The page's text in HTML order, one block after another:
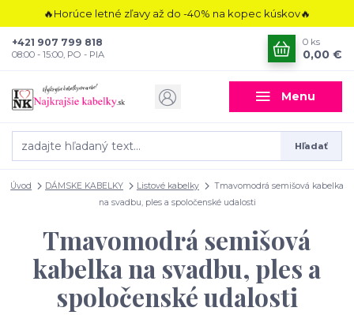
🔥Horúce letné zľavy až do -40% na kopec kúskov🔥
Menu
Hľadať
+421 907 799 818
08:00 - 15:00, PO - PIA
0 ks
0,00 €
Úvod DÁMSKE KABELKY Listové kabelky
Tmavomodrá semišová kabelka
na svadbu, ples a spoločenské udalosti
Tmavomodrá semišová
kabelka na svadbu, ples a
spoločenské udalosti